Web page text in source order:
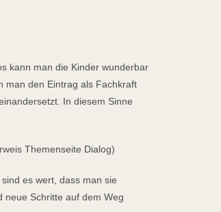
kann man die Kinder wunderbar
man den Eintrag als Fachkraft
In diesem Sinne
Themenseite Dialog)
es wert, dass man sie
neue Schritte auf dem Weg